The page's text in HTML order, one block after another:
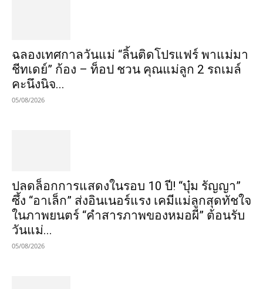
ฉลองเทศกาลวันแม่ “ลิ้นติดโปรแฟร์ พาแม่มา
ชีทเดย์” ก้อง – ท็อป ชวน คุณแม่ลูก 2 รถเมล์
คะนึงนิจ...
05/08/2026
ปลดล็อกการแสดงในรอบ 10 ปี! “บุ๋ม รัญญา”
ซึ้ง “อาเล็ก” ส่งอินเนอร์แรง เคมีแม่ลูกสุดทัชใจ
ในภาพยนตร์ “คำสารภาพของหมอผี” ต้อนรับ
วันแม่...
05/08/2026